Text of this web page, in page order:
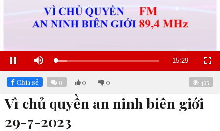
Pause Mute Loaded:
22.23%
Remaining
-15:28
Chia sẻ 0 0 0 415
Vì chủ quyền an ninh biên giới
29-7-2023